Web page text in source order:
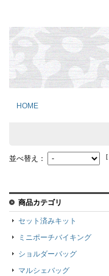
HOME
並べ替え： [
商品カテゴリ
セット済みキット
ミニポーチバイキング
ショルダーバッグ
マルシェバッグ